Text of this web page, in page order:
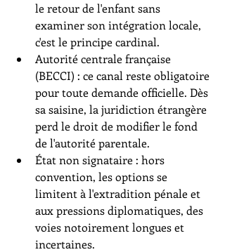
le retour de l'enfant sans
examiner son intégration locale,
c'est le principe cardinal.
Autorité centrale française
(BECCI) : ce canal reste obligatoire
pour toute demande officielle. Dès
sa saisine, la juridiction étrangère
perd le droit de modifier le fond
de l'autorité parentale.
État non signataire : hors
convention, les options se
limitent à l'extradition pénale et
aux pressions diplomatiques, des
voies notoirement longues et
incertaines.